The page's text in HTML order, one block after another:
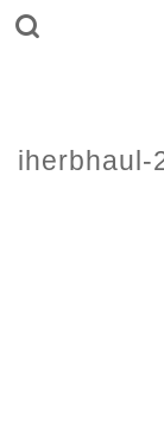
iherbhaul-